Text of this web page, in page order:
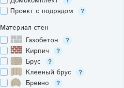
Проект с подрядом
Материал стен
Газобетон
Кирпич
Брус
Клееный брус
Бревно